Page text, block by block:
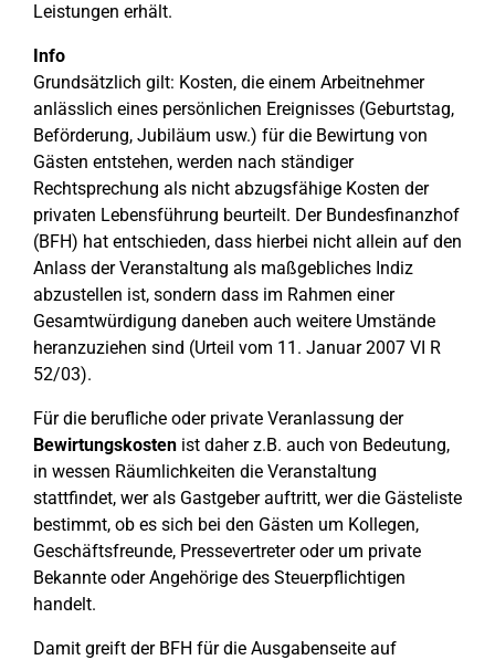
Leistungen erhält.
Info
Grundsätzlich gilt: Kosten, die einem Arbeitnehmer
anlässlich eines persönlichen Ereignisses (Geburtstag,
Beförderung, Jubiläum usw.) für die Bewirtung von
Gästen entstehen, werden nach ständiger
Rechtsprechung als nicht abzugsfähige Kosten der
privaten Lebensführung beurteilt. Der Bundesfinanzhof
(BFH) hat entschieden, dass hierbei nicht allein auf den
Anlass der Veranstaltung als maßgebliches Indiz
abzustellen ist, sondern dass im Rahmen einer
Gesamtwürdigung daneben auch weitere Umstände
heranzuziehen sind (Urteil vom 11. Januar 2007 VI R
52/03).
Für die berufliche oder private Veranlassung der
Bewirtungskosten ist daher z.B. auch von Bedeutung,
in wessen Räumlichkeiten die Veranstaltung
stattfindet, wer als Gastgeber auftritt, wer die Gästeliste
bestimmt, ob es sich bei den Gästen um Kollegen,
Geschäftsfreunde, Pressevertreter oder um private
Bekannte oder Angehörige des Steuerpflichtigen
handelt.
Damit greift der BFH für die Ausgabenseite auf